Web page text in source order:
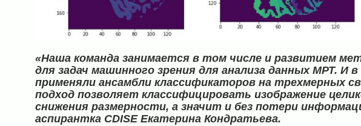
«Наша команда занимается в том числе и развитием
для задач машинного зрения для анализа данных МРТ. И
применяли ансамбли классификаторов на трехмерных
подход позволяет классифицировать изображение
снижения размерности, а значит и без потери
аспирантка CDISE Екатерина Кондратьева.